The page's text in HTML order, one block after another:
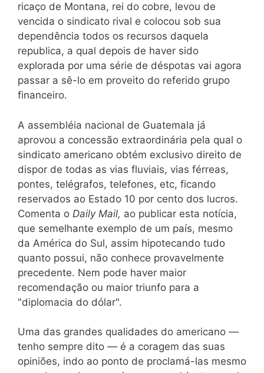
ricaço de Montana, rei do cobre, levou de
vencida o sindicato rival e colocou sob sua
dependência todos os recursos daquela
republica, a qual depois de haver sido
explorada por uma série de déspotas vai agora
passar a sê-lo em proveito do referido grupo
financeiro.
A assembléia nacional de Guatemala já
aprovou a concessão extraordinária pela qual o
sindicato americano obtém exclusivo direito de
dispor de todas as vias fluviais, vias férreas,
pontes, telégrafos, telefones, etc, ficando
reservados ao Estado 10 por cento dos lucros.
Comenta o Daily Mail, ao publicar esta notícia,
que semelhante exemplo de um país, mesmo
da América do Sul, assim hipotecando tudo
quanto possui, não conhece provavelmente
precedente. Nem pode haver maior
recomendação ou maior triunfo para a
"diplomacia do dólar".
Uma das grandes qualidades do americano —
tenho sempre dito — é a coragem das suas
opiniões, indo ao ponto de proclamá-las mesmo